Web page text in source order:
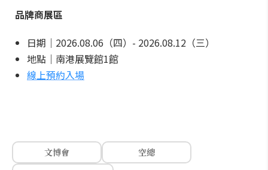
品牌商展區
日期｜2026.08.06（四）- 2026.08.12（三）
地點｜南港展覽館1館
線上預約入場
文博會
空總